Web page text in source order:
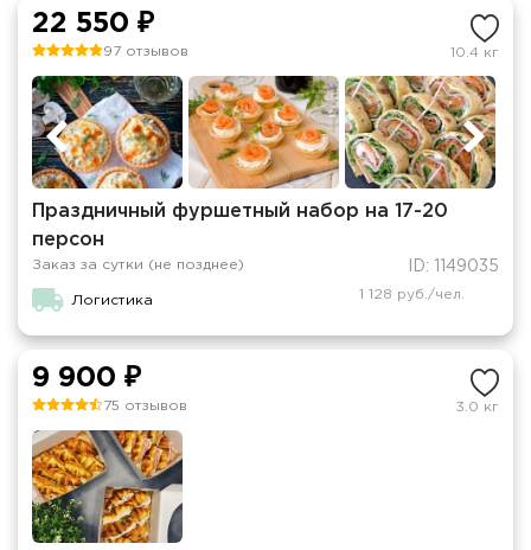
22 550 ₽
97 отзывов 10.4 кг
Праздничный фуршетный набор на 17-20
персон
Заказ за сутки (не позднее) ID: 1149035
Логистика 1 128 руб./чел.
9 900 ₽
75 отзывов 3.0 кг